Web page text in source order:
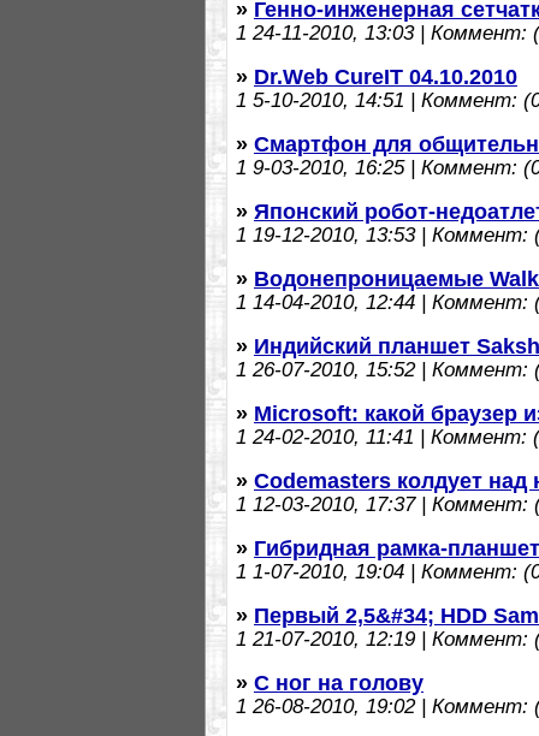
» Генно-инженерная
1 24-11-2010, 13:03 | Коммент:
» Dr.Web CureIT 04.10.2010
1 5-10-2010, 14:51 | Коммент:
» Смартфон для
1 9-03-2010, 16:25 | Коммент:
» Японский робот-
1 19-12-2010, 13:53 | Коммент:
» Водонепроницаемые
1 14-04-2010, 12:44 | Коммент:
» Индийский планшет
1 26-07-2010, 15:52 | Коммент:
» Microsoft: какой браузер
1 24-02-2010, 11:41 | Коммент:
» Codemasters колдует
1 12-03-2010, 17:37 | Коммент:
» Гибридная рамка-
1 1-07-2010, 19:04 | Коммент:
» Первый 2,5&#34; HDD
1 21-07-2010, 12:19 | Коммент:
» С ног на голову
1 26-08-2010, 19:02 | Коммент: